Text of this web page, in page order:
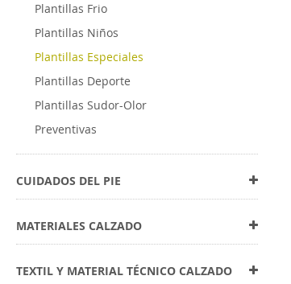
Plantillas Frio
Plantillas Niños
Plantillas Especiales
Plantillas Deporte
Plantillas Sudor-Olor
Preventivas
CUIDADOS DEL PIE
MATERIALES CALZADO
TEXTIL Y MATERIAL TÉCNICO CALZADO